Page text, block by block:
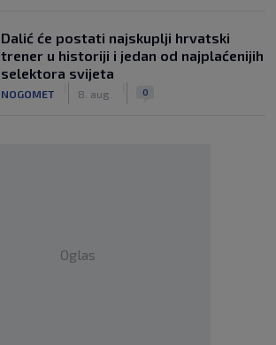
Dalić će postati najskuplji hrvatski
trener u historiji i jedan od najplaćenijih
selektora svijeta
NOGOMET 8. aug. 0
Oglas